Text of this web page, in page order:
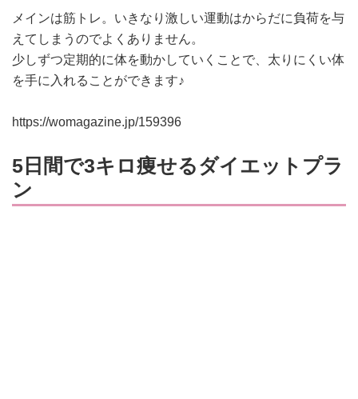
メインは筋トレ。いきなり激しい運動はからだに負荷を与
えてしまうのでよくありません。
少しずつ定期的に体を動かしていくことで、太りにくい体
を手に入れることができます♪
https://womagazine.jp/159396
5日間で3キロ痩せるダイエットプラ
ン